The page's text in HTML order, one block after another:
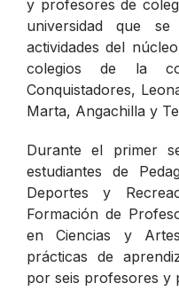
y profesores de
universidad que
actividades del
colegios de la
Conquistadores,
Marta, Angachilla y
Durante el primer
estudiantes de
Deportes y
Formación de
en Ciencias y
prácticas de
por seis profesores y